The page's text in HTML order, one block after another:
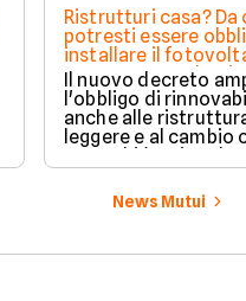
Ristrutturi casa? Da
potresti essere
installare il
nuova norma che
milioni di italiani
Il nuovo decreto
l'obbligo di
anche alle
leggere e al cambio
ecco chi è
cambia in pratica.
News Mutui